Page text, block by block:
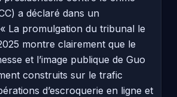
a déclaré dans un
La promulgation du tribunal le
montre clairement que le
et l’image publique de Guo
construits sur le trafic
d’escroquerie en ligne et